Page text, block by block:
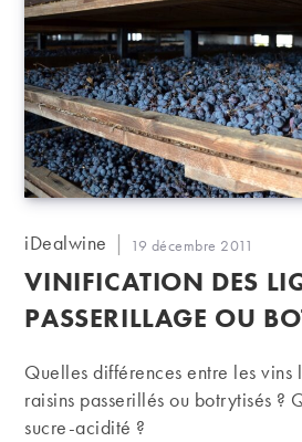
Auteur/autrice
la
publication :
iDealwine
Publication
publiée :
19 décembre 2011
VINIFICATION DES
PASSERILLAGE OU
Quelles différences entre les vins
raisins passerillés ou botrytisés ?
sucre-acidité ?